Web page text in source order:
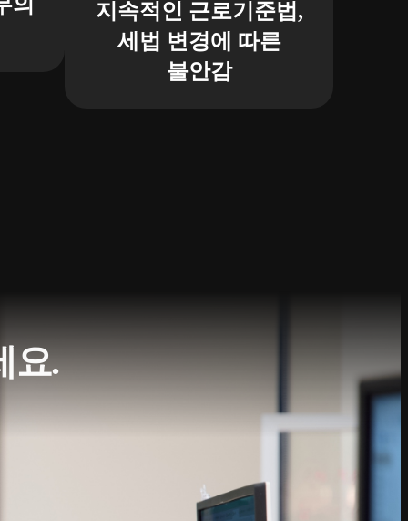
지속적인 근로기준법,
세법 변경에 따른
불안감
요.